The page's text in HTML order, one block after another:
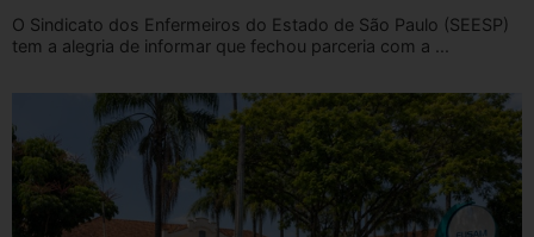
O Sindicato dos Enfermeiros do Estado de São Paulo (SEESP)
tem a alegria de informar que fechou parceria com a ...